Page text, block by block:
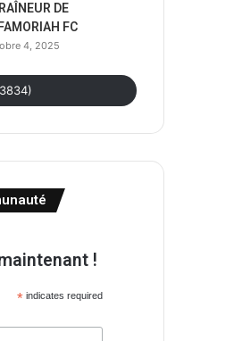
DE
FC
4, 2025
!
*indicates required